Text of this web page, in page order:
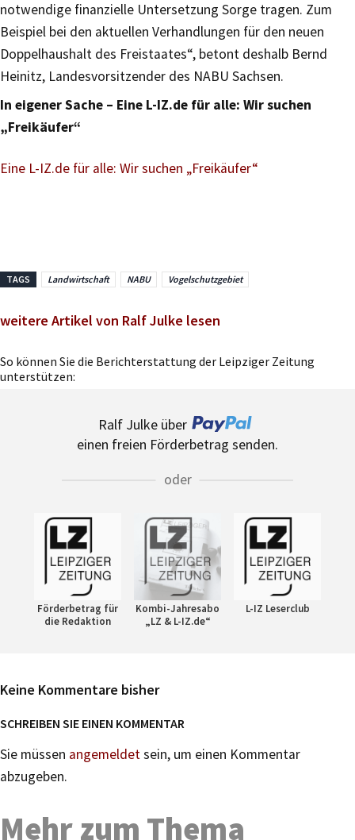
notwendige finanzielle Untersetzung Sorge tragen. Zum
Beispiel bei den aktuellen Verhandlungen für den neuen
Doppelhaushalt des Freistaates“, betont deshalb Bernd
Heinitz, Landesvorsitzender des NABU Sachsen.
In eigener Sache – Eine L-IZ.de für alle: Wir suchen
„Freikäufer“
Eine L-IZ.de für alle: Wir suchen „Freikäufer“
TAGS Landwirtschaft NABU Vogelschutzgebiet
weitere Artikel von Ralf Julke lesen
So können Sie die Berichterstattung der Leipziger Zeitung
unterstützen:
Ralf Julke über
einen freien Förderbetrag senden.
oder
Förderbetrag für
die Redaktion
Kombi-Jahresabo
„LZ & L-IZ.de“
L-IZ Leserclub
Keine Kommentare bisher
SCHREIBEN SIE EINEN KOMMENTAR
Sie müssen angemeldetsein, um einen Kommentar
abzugeben.
Mehr zum Thema